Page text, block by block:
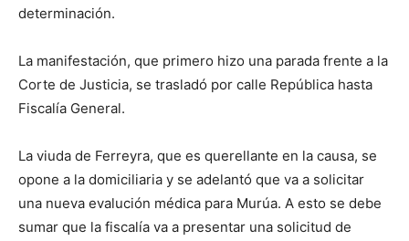
determinación.
La manifestación, que primero hizo una parada frente a la
Corte de Justicia, se trasladó por calle República hasta
Fiscalía General.
La viuda de Ferreyra, que es querellante en la causa, se
opone a la domiciliaria y se adelantó que va a solicitar
una nueva evalución médica para Murúa. A esto se debe
sumar que la fiscalía va a presentar una solicitud de